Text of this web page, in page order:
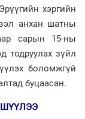
хэргийн
анхан шатны
сарын 15-ны
тодруулах зүйл
боломжгүй
буцаасан.